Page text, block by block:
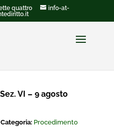
quattro
info-at-
VI – 9 agosto
Categoria: Procedimento